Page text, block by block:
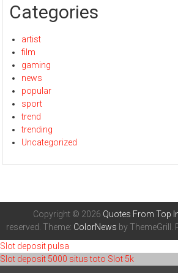
Categories
artist
film
gaming
news
popular
sport
trend
trending
Uncategorized
Copyright © 2026 Quotes From Top
reserved. Theme: ColorNews by ThemeGrill.
Slot deposit pulsa
Slot deposit 5000 situs toto Slot 5k